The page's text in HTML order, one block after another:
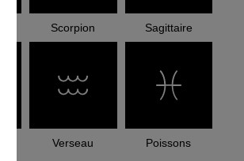
Scorpion Sagittaire
Verseau Poissons